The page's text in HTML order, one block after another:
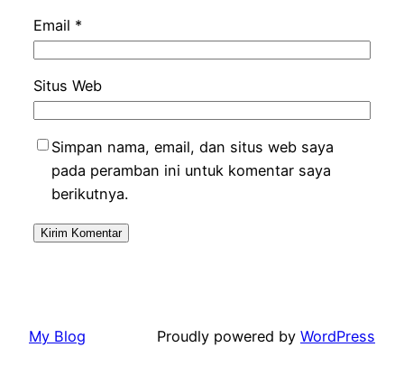
Email *
Situs Web
Simpan nama, email, dan situs web saya
pada peramban ini untuk komentar saya
berikutnya.
My Blog Proudly powered by WordPress